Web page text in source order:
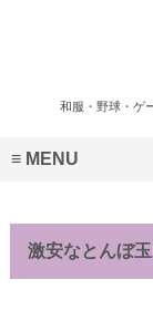
和服・野球・ゲ
MENU
激安なとんぼ